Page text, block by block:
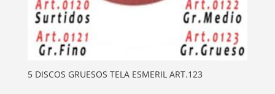
5 DISCOS GRUESOS TELA ESMERIL ART.123